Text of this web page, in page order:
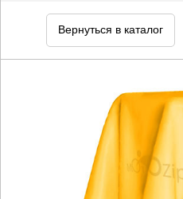
Вернуться в каталог